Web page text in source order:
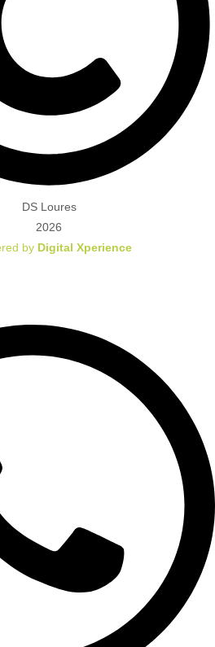
DS Loures
2026
by Digital Xperience